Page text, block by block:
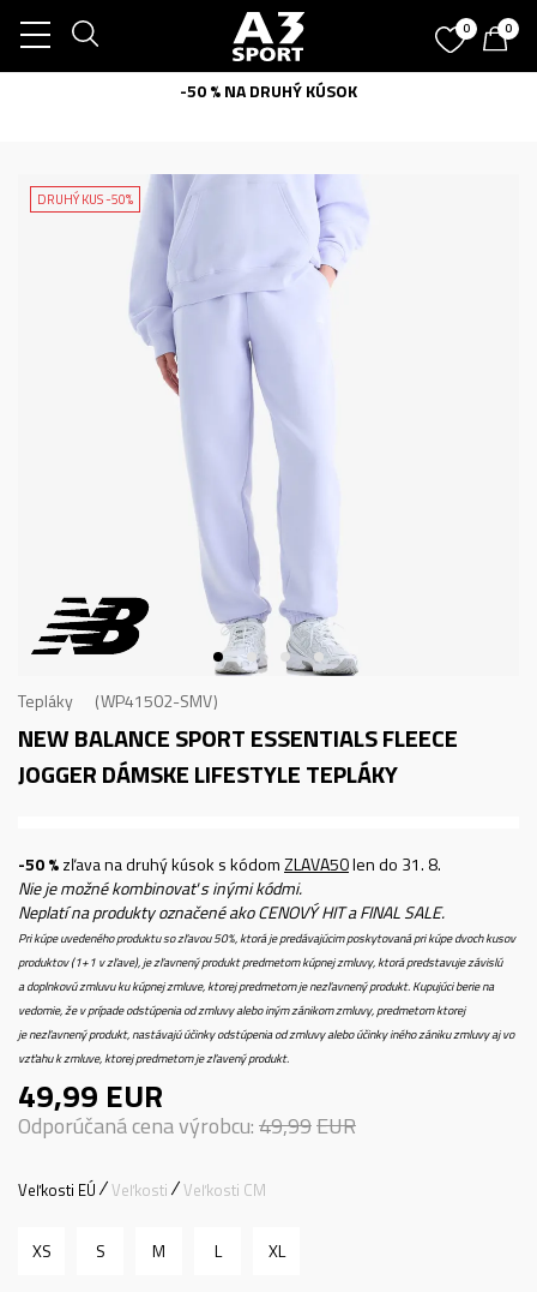
0 0
-50 % NA DRUHÝ KÚSOK
DRUHÝ KUS -50%
Tepláky WP41502-SMV
NEW BALANCE SPORT ESSENTIALS FLEECE
JOGGERDÁMSKE LIFESTYLE TEPLÁKY
-50 %zľava na druhý kúsok s kódomZLAVA50len do 31. 8.
Nie je možné kombinovať s inými kódmi.
Neplatí na produkty označené ako CENOVÝ HIT a FINAL SALE.
Pri kúpe uvedeného produktu so zľavou 50%, ktorá je predávajúcim poskytovaná pri kúpe dvoch kusov
produktov (1+1 v zľave), je zľavnený produkt predmetom kúpnej zmluvy, ktorá predstavuje závislú
a doplnkovú zmluvu ku kúpnej zmluve, ktorej predmetom je nezľavnený produkt. Kupujúci berie na
vedomie, že v prípade odstúpenia od zmluvy alebo iným zánikom zmluvy, predmetom ktorej
je nezľavnený produkt, nastávajú účinky odstúpenia od zmluvy alebo účinky iného zániku zmluvy aj vo
vzťahu k zmluve, ktorej predmetom je zľavený produkt.
49,99 EUR
Odporúčaná cena výrobcu:49,99EUR
Veľkosti EÚ Veľkosti Veľkosti CM
XS S M L XL